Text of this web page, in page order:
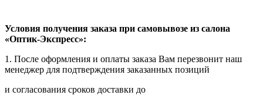
Условия получения заказа при самовывозе из салона
«Оптик-Экспресс»:
1. После оформления и оплаты заказа Вам перезвонит наш
менеджер для подтверждения заказанных позиций
и согласования сроков доставки до